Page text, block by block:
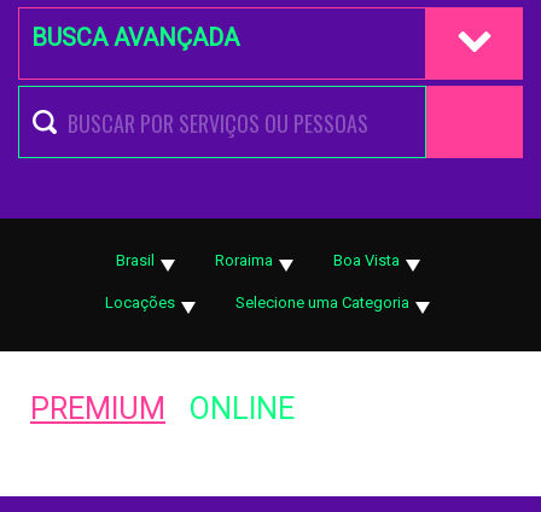
BUSCA AVANÇADA
Brasil Roraima Boa Vista
Locações Selecione uma Categoria
PREMIUM ONLINE